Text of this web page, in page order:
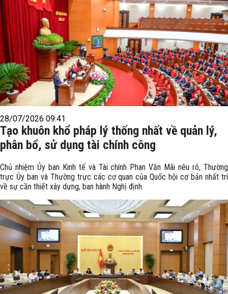
28/07/2026 09:41
Tạo khuôn khổ pháp lý thống nhất về quản lý,
phân bổ, sử dụng tài chính công
Chủ nhiệm Ủy ban Kinh tế và Tài chính Phan Văn Mãi nêu rõ, Thường
trực Ủy ban và Thường trực các cơ quan của Quốc hội cơ bản nhất trí
về sự cần thiết xây dựng, ban hành Nghị định.